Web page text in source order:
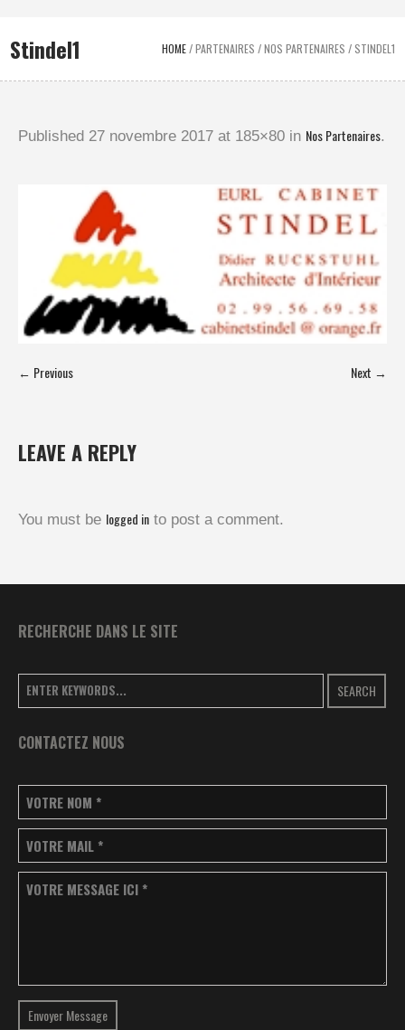
Stindel1 HOME/PARTENAIRES /NOS PARTENAIRES / STINDEL1
Published 27 novembre 2017 at 185×80 in Nos Partenaires.
← Previous Next →
LEAVE A REPLY
You must be logged in to post a comment.
RECHERCHE DANS LE SITE
SEARCH
CONTACTEZ NOUS
VOTRE NOM *
VOTRE MAIL *
VOTRE MESSAGE ICI *
Envoyer Message